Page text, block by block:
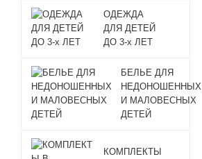
ОДЕЖДА
ДЛЯ ДЕТЕЙ
ДО 3-х ЛЕТ
БЕЛЬЕ ДЛЯ
НЕДОНОШЕННЫХ
И МАЛОВЕСНЫХ
ДЕТЕЙ
КОМПЛЕКТЫ